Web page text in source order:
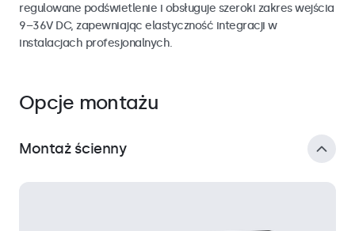
regulowane podświetlenie i obsługuje szeroki zakres wejścia
9–36V DC, zapewniając elastyczność integracji w
instalacjach profesjonalnych.
Opcje montażu
Montaż ścienny